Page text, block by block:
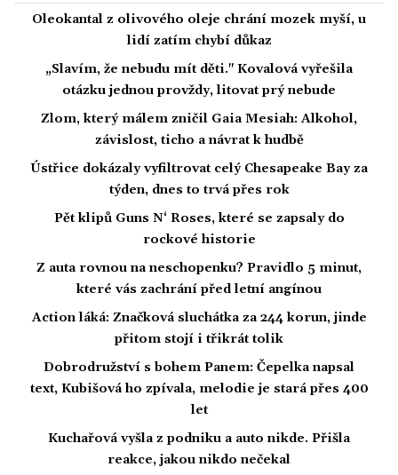
Oleokantal z olivového oleje chrání mozek myší, u
lidí zatím chybí důkaz
„Slavím, že nebudu mít děti." Kovalová vyřešila
otázku jednou provždy, litovat prý nebude
Zlom, který málem zničil Gaia Mesiah: Alkohol,
závislost, ticho a návrat k hudbě
Ústřice dokázaly vyfiltrovat celý Chesapeake Bay za
týden, dnes to trvá přes rok
Pět klipů Guns N‘ Roses, které se zapsaly do
rockové historie
Z auta rovnou na neschopenku? Pravidlo 5 minut,
které vás zachrání před letní angínou
Action láká: Značková sluchátka za 244 korun, jinde
přitom stojí i třikrát tolik
Dobrodružství s bohem Panem: Čepelka napsal
text, Kubišová ho zpívala, melodie je stará přes 400
let
Kuchařová vyšla z podniku a auto nikde. Přišla
reakce, jakou nikdo nečekal